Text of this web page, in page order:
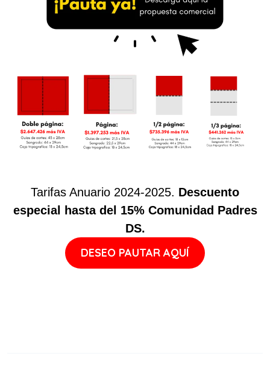
Tarifas Anuario 2024-2025. Descuento
especial hasta del 15% Comunidad Padres
DS.
DESEO PAUTAR AQUÍ